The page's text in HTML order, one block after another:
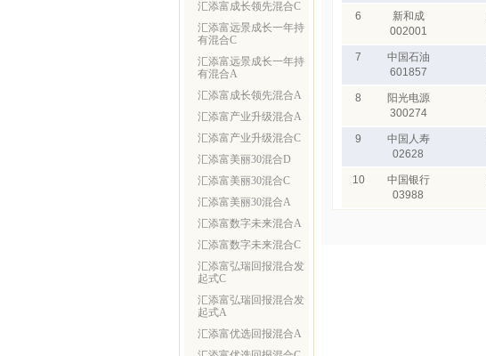
汇添富成长领先混合C
汇添富远景成长一年持
有混合C
汇添富远景成长一年持
有混合A
汇添富成长领先混合A
汇添富产业升级混合A
汇添富产业升级混合C
汇添富美丽30混合D
汇添富美丽30混合C
汇添富美丽30混合A
汇添富数字未来混合A
汇添富数字未来混合C
汇添富弘瑞回报混合发
起式C
汇添富弘瑞回报混合发
起式A
汇添富优选回报混合A
6
新和成
002001
7
中国石油
601857
8
阳光电源
300274
9
中国人寿
02628
10
中国银行
03988